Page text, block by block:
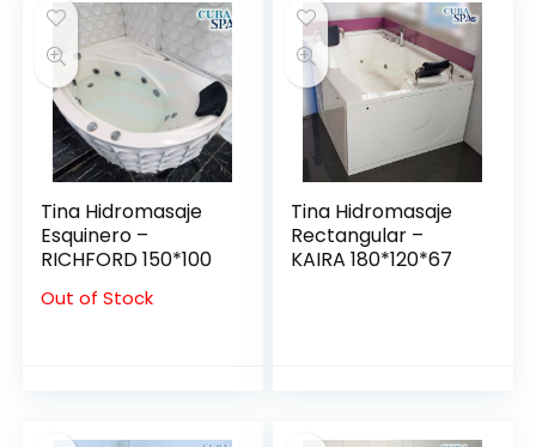
Tina Hidromasaje
Esquinero –
RICHFORD 150*100
Out of Stock
Tina Hidromasaje
Rectangular –
KAIRA 180*120*67